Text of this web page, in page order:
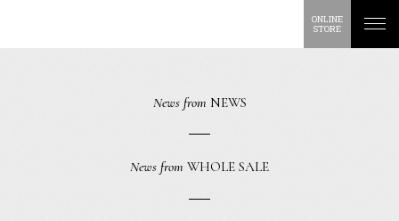
ONLINE
STORE
News from NEWS
News from WHOLE SALE